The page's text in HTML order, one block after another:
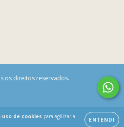
de cookies para agilizar a
ENTENDI
os direitos reservados.